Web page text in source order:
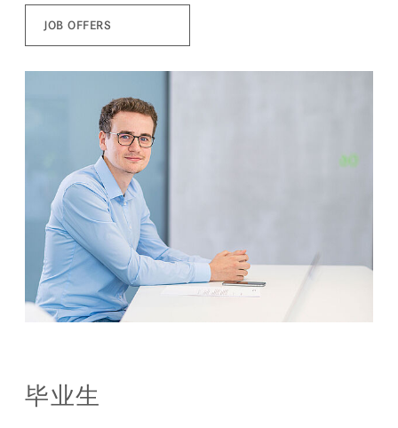
JOB OFFERS
毕业生